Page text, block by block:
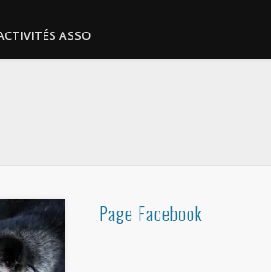
ASSO
Page Facebook